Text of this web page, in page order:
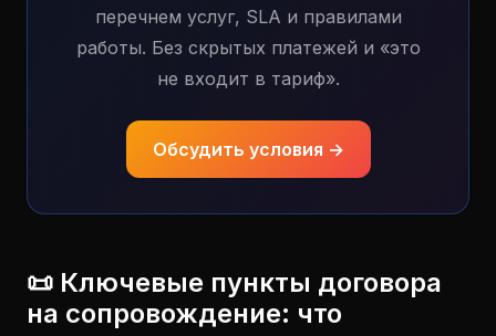
перечнем услуг, SLA и правилами
работы. Без скрытых платежей и «это
не входит в тариф».
Обсудить условия →
📜 Ключевые пункты договора
на сопровождение: что